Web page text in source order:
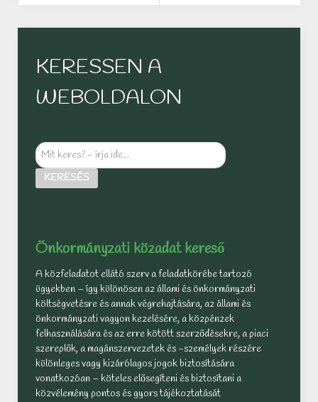
KERESSEN A
WEBOLDALON
Mit
keres?
- KERESÉS
Önkormányzati közadat kereső
A közfeladatot ellátó szerv a feladatkörébe tartozó
ügyekben – így különösen az állami és önkormányzati
költségvetésre és annak végrehajtására, az állami és
önkormányzati vagyon kezelésére, a közpénzek
felhasználására és az erre kötött szerződésekre, a piaci
szereplők, a magánszervezetek és -személyek részére
különleges vagy kizárólagos jogok biztosítására
vonatkozóan – köteles elősegíteni és biztosítani a
közvélemény pontos és gyors tájékoztatását